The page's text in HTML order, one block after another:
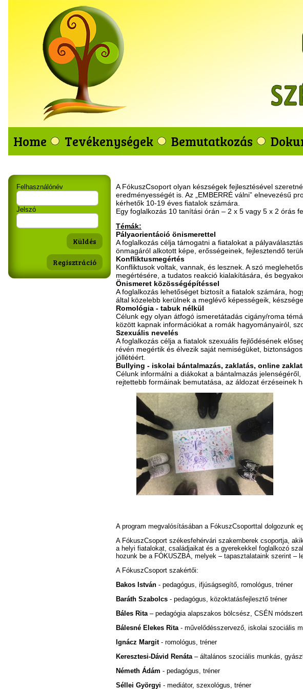
Home Tevékenységek Bemutatkozás
Felhasználónév
Jelszó
Regisztráció
A FókuszCsoport olyan készségek fejlesztésével
eredményességét is. Az „EMBERRÉ válni” elnevezésű
kérhetők 10-19 éves fiatalok számára.
Egy foglalkozás 10 tanítási órán – 2 x 5 vagy 5 x 2 órás
Témák:
Pályaorientáció önismerettel
A foglalkozás célja támogatni a fiatalokat a
önmagáról alkotott képe, erősségeinek, fejlesztendő
Konfliktusmegértés
Konfliktusok voltak, vannak, és lesznek. A szó
megértésére, a tudatos reakció kialakítására, és
Önismeret közösségépítéssel
A foglalkozás lehetőséget biztosít a fiatalok számára,
által közelebb kerülnek a meglévő képességeik,
Romológia - tabuk nélkül
Célunk egy olyan átfogó ismeretátadás cigány/roma
között kapnak információkat a romák hagyományairól,
Szexuális nevelés
A foglalkozás célja a fiatalok szexuális fejlődésének
révén megértik és élvezik saját nemiségüket,
jóllétéért.
Bullying - iskolai bántalmazás, zaklatás, online
Célunk informálni a diákokat a bántalmazás
rejtettebb formáinak bemutatása, az áldozat érzéseinek
A program megvalósításában a FókuszCsoporttal dolgozunk
A FókuszCsoport székesfehérvári szakemberek csoportja,
a helyi fiatalokat, családjaikat és a gyerekekkel foglalkozó
hozunk be a FÓKUSZBA, melyek – tapasztalataink szerint –
A FókuszCsoport szakértői:
Bakos István - pedagógus, ifjúságsegítő, romológus, tréner
Baráth Szabolcs - pedagógus, közoktatásfejlesztő tréner
Báles Rita – pedagógia alapszakos bölcsész, CSÉN
Bálesné Elekes Rita- művelődésszervező, iskolai szociális
Ignácz Margit- romológus, tréner
Keresztesi-Dávid Renáta– általános szociális munkás,
Németh Ádám - pedagógus, tréner
Séllei Györgyi - mediátor, szexológus, tréner